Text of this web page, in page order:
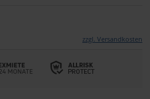
zzgl. Versandkosten